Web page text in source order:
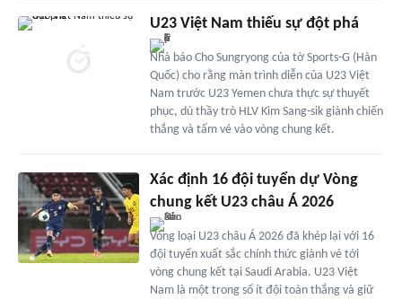
U23 Việt Nam thiếu sự đột phá
Nhà báo Cho Sungryong của tờ Sports-G (Hàn
Quốc) cho rằng màn trình diễn của U23 Việt
Nam trước U23 Yemen chưa thực sự thuyết
phục, dù thầy trò HLV Kim Sang-sik giành chiến
thắng và tấm vé vào vòng chung kết.
Xác định 16 đội tuyển dự Vòng
chung kết U23 châu Á 2026
Vòng loại U23 châu Á 2026 đã khép lại với 16
đội tuyển xuất sắc chính thức giành vé tới
vòng chung kết tại Saudi Arabia. U23 Việt
Nam là một trong số ít đội toàn thắng và giữ